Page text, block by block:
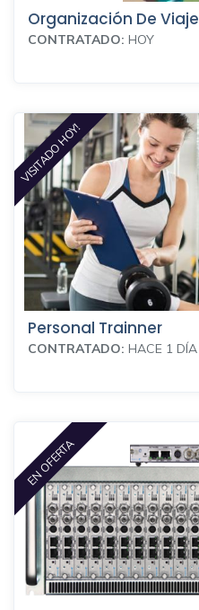
Organización De Viaje
CONTRATADO: HOY
VISITADO HOY!
Personal Trainner
CONTRATADO: HACE 1 DÍA
EN OFERTA